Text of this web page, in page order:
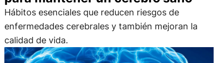
Hábitos esenciales que reducen riesgos de
enfermedades cerebrales y también mejoran la
calidad de vida.